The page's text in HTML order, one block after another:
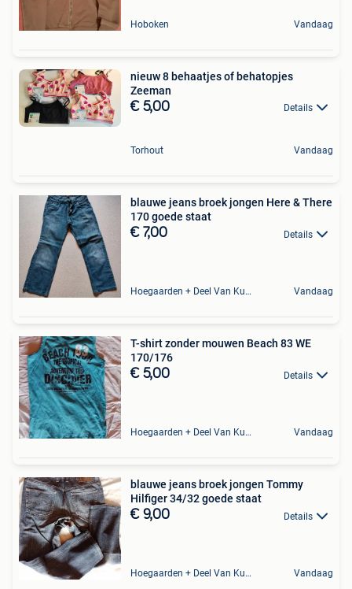
Hoboken Vandaag
nieuw 8 behaatjes of behatopjes
Zeeman
€ 5,00 Details
Torhout Vandaag
blauwe jeans broek jongen Here & There
170 goede staat
€ 7,00 Details
Hoegaarden + Deel Van Kumtich + Deel Van Tienen Vandaag
T-shirt zonder mouwen Beach 83 WE
170/176
€ 5,00 Details
Hoegaarden + Deel Van Kumtich + Deel Van Tienen Vandaag
blauwe jeans broek jongen Tommy
Hilfiger 34/32 goede staat
€ 9,00 Details
Hoegaarden + Deel Van Kumtich + Deel Van Tienen Vandaag